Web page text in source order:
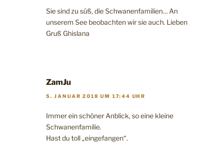
Sie sind zu süß, die Schwanenfamilien… An
unserem See beobachten wir sie auch. Lieben
Gruß Ghislana
ZamJu
5. JANUAR 2018 UM 17:44 UHR
Immer ein schöner Anblick, so eine kleine
Schwanenfamilie.
Hast du toll „eingefangen“.